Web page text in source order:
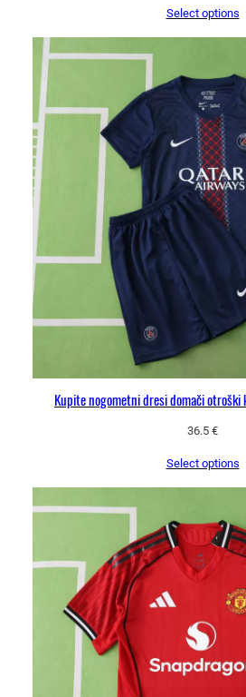
Select options
Kupite nogometni dresi domači
36.5 €
Select options